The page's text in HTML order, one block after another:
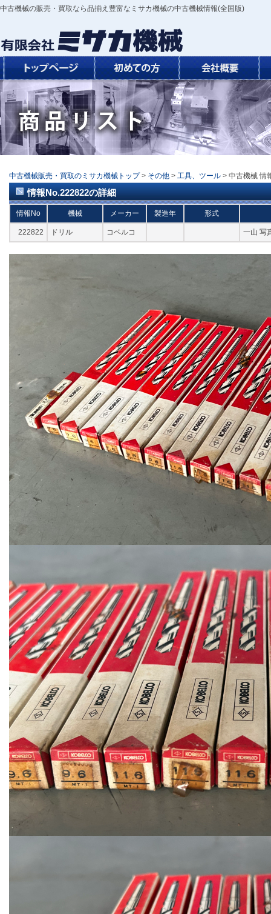
中古機械の販売・買取なら品揃え豊富なミサカ機械の中古機械情報(全国版)
中古機械販売・買取のミサカ機械トップ > その他 > 工具、ツール > 中古機械 情
情報No.222822の詳細
情報No 機械 メーカー 製造年 形式
222822 ドリル コベルコ 一山 写